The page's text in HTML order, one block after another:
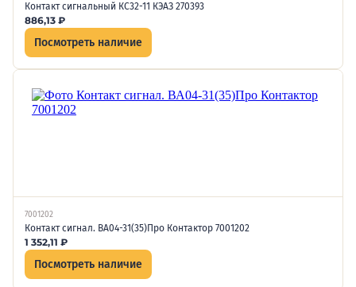
Контакт сигнальный КС32-11 КЭАЗ 270393
886,13 ₽
Посмотреть наличие
7001202
Контакт сигнал. ВА04-31(35)Про Контактор 7001202
1 352,11 ₽
Посмотреть наличие